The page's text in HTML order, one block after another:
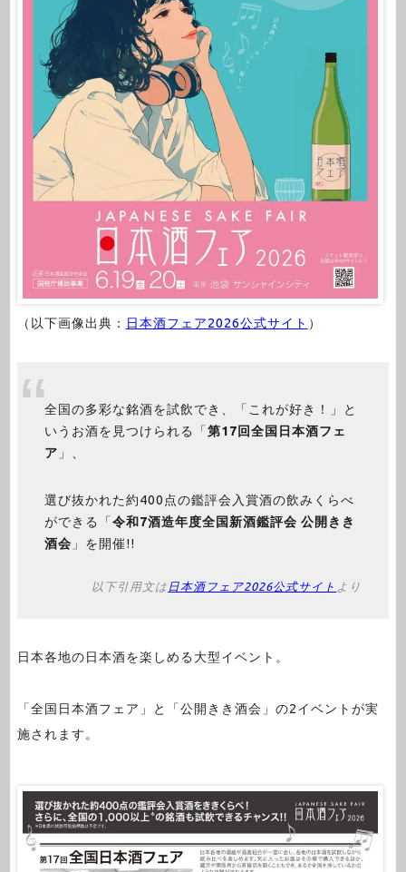
（以下画像出典： 日本酒フェア2026公式サイト ）
全国の多彩な銘酒を試飲でき、「これが好き！」と
いうお酒を見つけられる「第17回全国日本酒フェ
ア 」、
選び抜かれた約400点の鑑評会入賞酒の飲みくらべ
ができる「令和7酒造年度全国新酒鑑評会 公開きき
酒会 」を開催!!
以下引用文は 日本酒フェア2026公式サイト より
日本各地の日本酒を楽しめる大型イベント。
「全国日本酒フェア」と「公開きき酒会」の2イベントが実
施されます。